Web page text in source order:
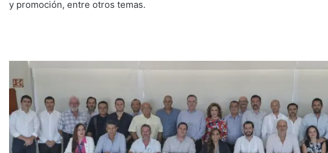
y promoción, entre otros temas.